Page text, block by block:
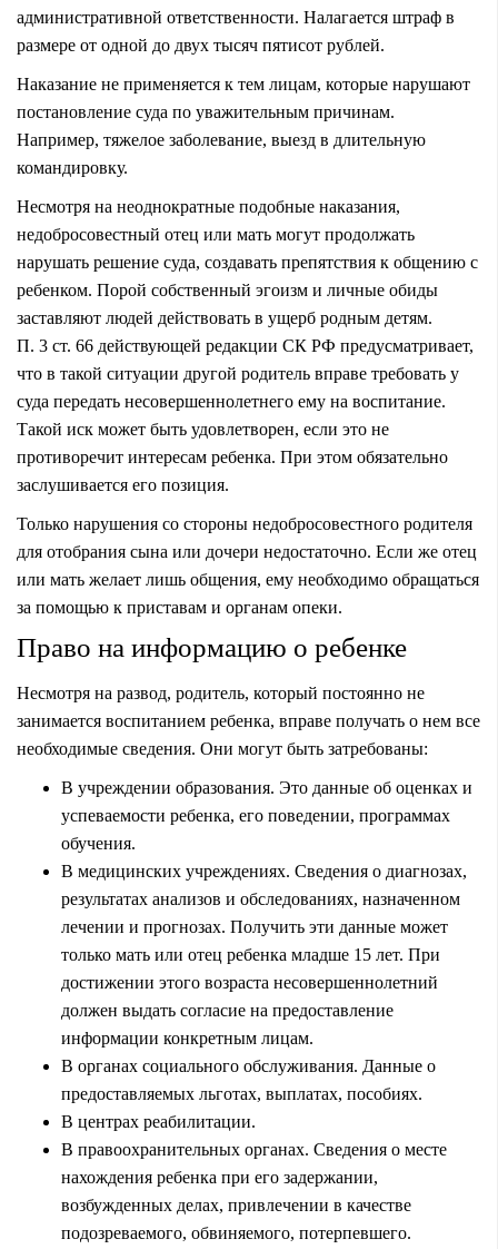
административной ответственности. Налагается штраф в
размере от одной до двух тысяч пятисот рублей.
Наказание не применяется к тем лицам, которые нарушают
постановление суда по уважительным причинам.
Например, тяжелое заболевание, выезд в длительную
командировку.
Несмотря на неоднократные подобные наказания,
недобросовестный отец или мать могут продолжать
нарушать решение суда, создавать препятствия к общению с
ребенком. Порой собственный эгоизм и личные обиды
заставляют людей действовать в ущерб родным детям.
П. 3 ст. 66 действующей редакции СК РФ предусматривает,
что в такой ситуации другой родитель вправе требовать у
суда передать несовершеннолетнего ему на воспитание.
Такой иск может быть удовлетворен, если это не
противоречит интересам ребенка. При этом обязательно
заслушивается его позиция.
Только нарушения со стороны недобросовестного родителя
для отобрания сына или дочери недостаточно. Если же отец
или мать желает лишь общения, ему необходимо обращаться
за помощью к приставам и органам опеки.
Право на информацию о ребенке
Несмотря на развод, родитель, который постоянно не
занимается воспитанием ребенка, вправе получать о нем все
необходимые сведения. Они могут быть затребованы:
В учреждении образования. Это данные об оценках и
успеваемости ребенка, его поведении, программах
обучения.
В медицинских учреждениях. Сведения о диагнозах,
результатах анализов и обследованиях, назначенном
лечении и прогнозах. Получить эти данные может
только мать или отец ребенка младше 15 лет. При
достижении этого возраста несовершеннолетний
должен выдать согласие на предоставление
информации конкретным лицам.
В органах социального обслуживания. Данные о
предоставляемых льготах, выплатах, пособиях.
В центрах реабилитации.
В правоохранительных органах. Сведения о месте
нахождения ребенка при его задержании,
возбужденных делах, привлечении в качестве
подозреваемого, обвиняемого, потерпевшего.